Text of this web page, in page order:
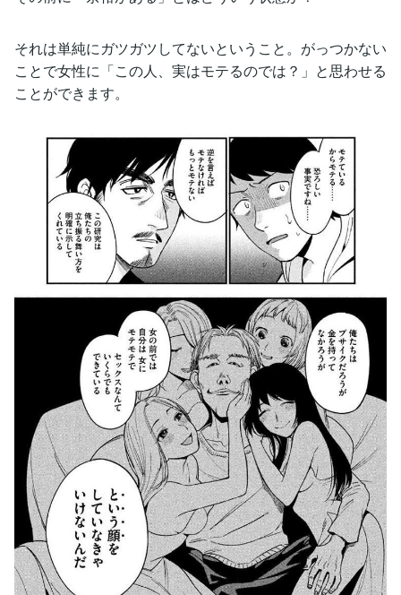
それは単純にガツガツしてないということ。がっつかない
ことで女性に「この人、実はモテるのでは？」と思わせる
ことができます。